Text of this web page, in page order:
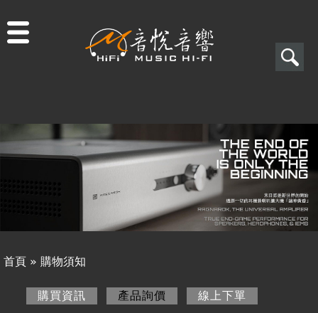
搜
表
單
搜
尋
商品一覽
二手專區
視聽專欄
購物須知
購買資訊
您
首頁 » 購物須知
購買資訊 產品詢價 (作用中頁籤)
線上下單